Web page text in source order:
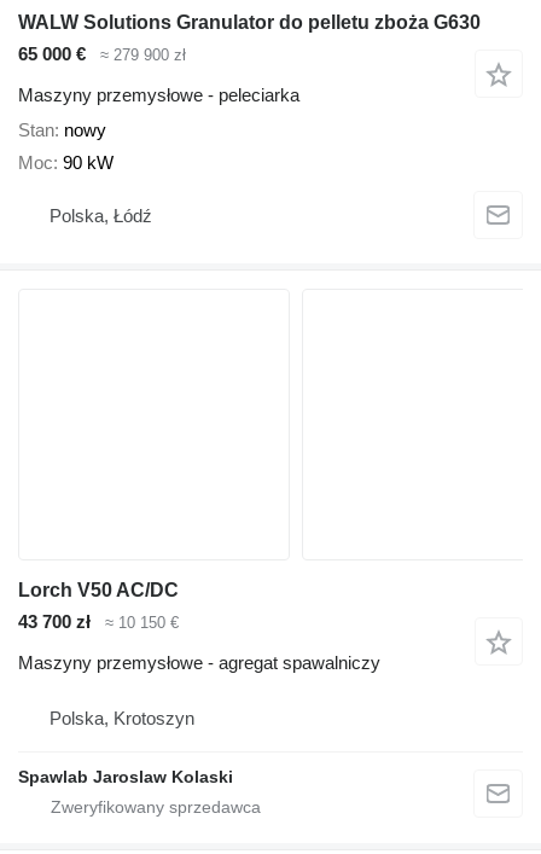
WALW Solutions Granulator do pelletu zboża G630
65 000 €
≈ 279 900 zł
Maszyny przemysłowe - peleciarka
Stan nowy
Moc 90 kW
Polska, Łódź
Lorch V50 AC/DC
43 700 zł
≈ 10 150 €
Maszyny przemysłowe - agregat spawalniczy
Polska, Krotoszyn
Spawlab Jaroslaw Kolaski